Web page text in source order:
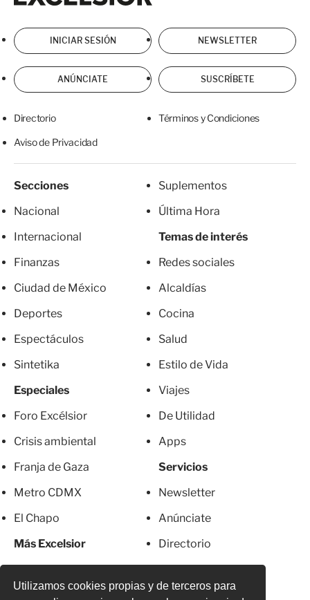
Utilizamos cookies propias y de terceros para
INICIAR SESIÓN NEWSLETTER
ANÚNCIATE SUSCRÍBETE
Directorio Términos y Condiciones
Aviso de Privacidad
Secciones
Nacional
Internacional
Finanzas
Ciudad de México
Deportes
Espectáculos
Sintetika
Especiales
Foro Excélsior
Crisis ambiental
Franja de Gaza
Metro CDMX
El Chapo
Más Excelsior
Suplementos
Última Hora
Temas de interés
Redes sociales
Alcaldías
Cocina
Salud
Estilo de Vida
Viajes
De Utilidad
Apps
Servicios
Newsletter
Anúnciate
Directorio